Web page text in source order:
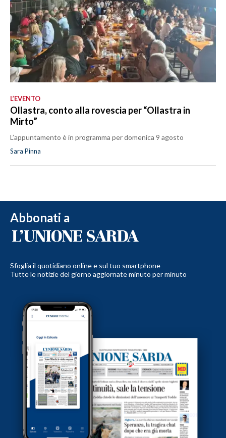
L’EVENTO
Ollastra, conto alla rovescia per “Ollastra in
Mirto”
L’appuntamento è in programma per domenica 9 agosto
Sara Pinna
Abbonati a
Sfoglia il quotidiano online e sul tuo smartphone
Tutte le notizie del giorno aggiornate minuto per minuto